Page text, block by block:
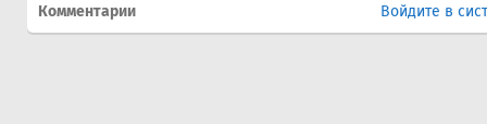
Комментарии Войдите в